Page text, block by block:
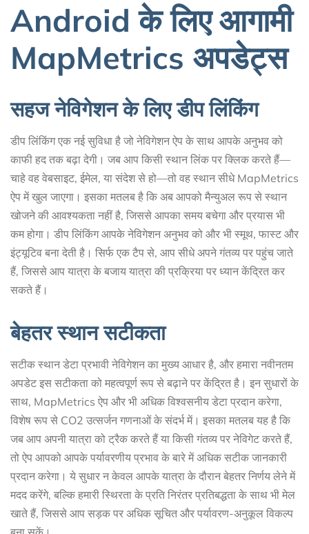
Android के लिए आगामी
MapMetrics अपडेट्स
सहज नेविगेशन के लिए डीप लिंकिंग
डीप लिंकिंग एक नई सुविधा है जो नेविगेशन ऐप के साथ आपके अनुभव को
काफी हद तक बढ़ा देगी। जब आप किसी स्थान लिंक पर क्लिक करते हैं—
चाहे वह वेबसाइट, ईमेल, या संदेश से हो—तो वह स्थान सीधे MapMetrics
ऐप में खुल जाएगा। इसका मतलब है कि अब आपको मैन्युअल रूप से स्थान
खोजने की आवश्यकता नहीं है, जिससे आपका समय बचेगा और प्रयास भी
कम होगा। डीप लिंकिंग आपके नेविगेशन अनुभव को और भी स्मूथ, फास्ट और
इंट्यूटिव बना देती है। सिर्फ एक टैप से, आप सीधे अपने गंतव्य पर पहुंच जाते
हैं, जिससे आप यात्रा के बजाय यात्रा की प्रक्रिया पर ध्यान केंद्रित कर
सकते हैं।
बेहतर स्थान सटीकता
सटीक स्थान डेटा प्रभावी नेविगेशन का मुख्य आधार है, और हमारा नवीनतम
अपडेट इस सटीकता को महत्वपूर्ण रूप से बढ़ाने पर केंद्रित है। इन सुधारों के
साथ, MapMetrics ऐप और भी अधिक विश्वसनीय डेटा प्रदान करेगा,
विशेष रूप से CO2 उत्सर्जन गणनाओं के संदर्भ में। इसका मतलब यह है कि
जब आप अपनी यात्रा को ट्रैक करते हैं या किसी गंतव्य पर नेविगेट करते हैं,
तो ऐप आपको आपके पर्यावरणीय प्रभाव के बारे में अधिक सटीक जानकारी
प्रदान करेगा। ये सुधार न केवल आपके यात्रा के दौरान बेहतर निर्णय लेने में
मदद करेंगे, बल्कि हमारी स्थिरता के प्रति निरंतर प्रतिबद्धता के साथ भी मेल
खाते हैं, जिससे आप सड़क पर अधिक सूचित और पर्यावरण-अनुकूल विकल्प